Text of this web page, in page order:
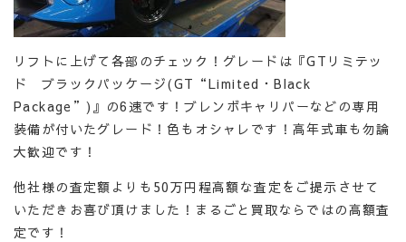
リフトに上げて各部のチェック！グレードは『GTリミテッ
ド ブラックパッケージ(GT“Limited・Black
Package”)』の6速です！ブレンボキャリパーなどの専用
装備が付いたグレード！色もオシャレです！高年式車も勿論
大歓迎です！
他社様の査定額よりも50万円程高額な査定をご提示させて
いただきお喜び頂けました！まるごと買取ならではの高額査
定です！